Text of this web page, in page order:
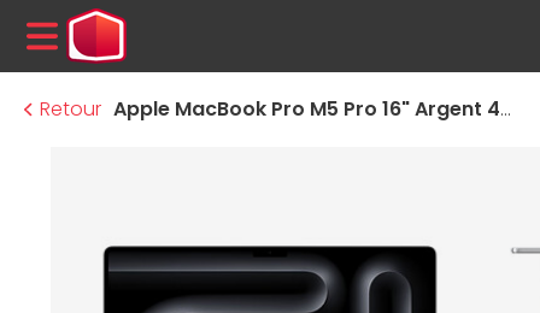
MENU
Retour
Apple MacBook Pro M5 Pro 16" Argent 48 Go / 1 To (MGE64FN/A)